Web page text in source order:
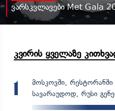
ვარსკვლავები Met Gala
კვირის ყველაზე
1
მოსკოვში,
სავარაუდოდ, რუსი